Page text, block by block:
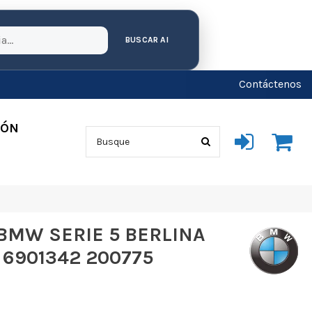
BUSCAR AI
Contáctenos
SERIE 5 BERLINA
200775